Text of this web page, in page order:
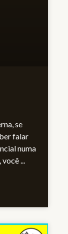
se
falar
numa
você